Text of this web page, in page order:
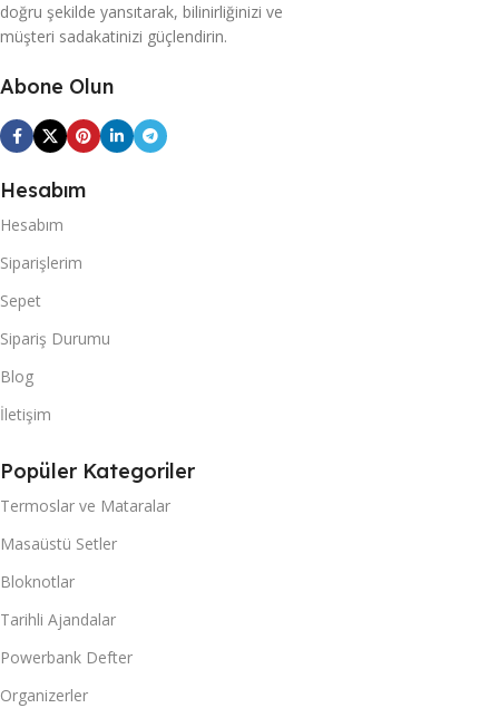
doğru şekilde yansıtarak, bilinirliğinizi ve
müşteri sadakatinizi güçlendirin.
Abone Olun
Hesabım
Hesabım
Siparişlerim
Sepet
Sipariş Durumu
Blog
İletişim
Popüler Kategoriler
Termoslar ve Mataralar
Masaüstü Setler
Bloknotlar
Tarihli Ajandalar
Powerbank Defter
Organizerler